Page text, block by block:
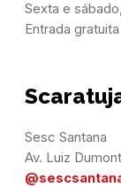
Sexta e
Entrada gratuita
Sesc Santana